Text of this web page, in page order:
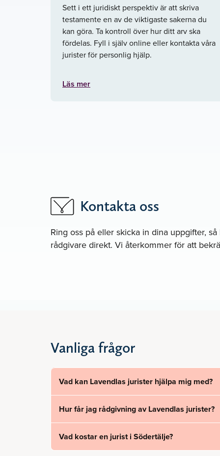
Sett i ett juridiskt perspektiv är att skriva
testamente en av de viktigaste sakerna du
kan göra. Ta kontroll över hur ditt arv ska
fördelas. Fyll i själv online eller kontakta våra
jurister för personlig hjälp.
Läs mer
Kontakta oss
Ring oss på eller skicka in dina uppgifter,
rådgivare direkt. Vi återkommer för att
Vanliga frågor
Vad kan Lavendlas jurister hjälpa mig med?
Hur får jag rådgivning av Lavendlas jurister?
Vad kostar en jurist i Södertälje?